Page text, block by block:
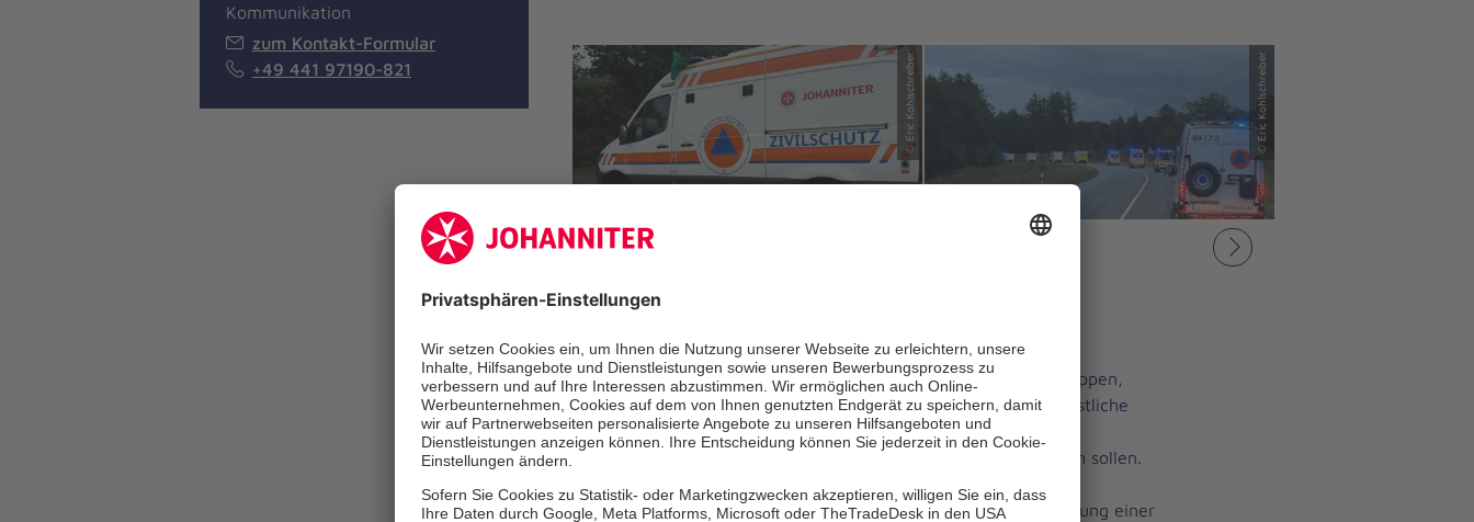
© Eric Kohlschreiber © Eric Kohlschreiber © Eric Kohlschreiber
Nächstes
In Deutschland gibt es 61 sogenannte
Medical Task Forces
(Medizinische Einsatzgruppen,
kurz MTF). Das sind standardisierte, sanitätsdienstliche
und arztbesetzte taktische Einheiten, die
bundeslandübergreifend Katastrophenhilfe leisten sollen.
Oldenburg, haben am Wochenende die Bewältigung einer
Kommunikation
zum Kontakt-Formular
+49 441 97190-821